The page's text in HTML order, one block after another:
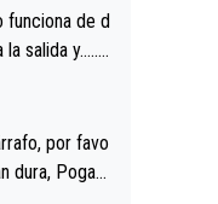
funciona de d
la salida y…..v
momentos t
por favo
dura, Pogac